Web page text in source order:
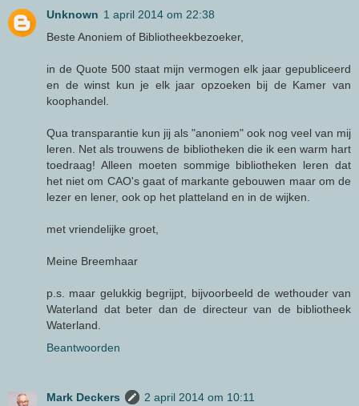
Unknown 1 april 2014 om 22:38
Beste Anoniem of Bibliotheekbezoeker,
in de Quote 500 staat mijn vermogen elk jaar gepubliceerd
en de winst kun je elk jaar opzoeken bij de Kamer van
koophandel.
Qua transparantie kun jij als "anoniem" ook nog veel van mij
leren. Net als trouwens de bibliotheken die ik een warm hart
toedraag! Alleen moeten sommige bibliotheken leren dat
het niet om CAO's gaat of markante gebouwen maar om de
lezer en lener, ook op het platteland en in de wijken.
met vriendelijke groet,
Meine Breemhaar
p.s. maar gelukkig begrijpt, bijvoorbeeld de wethouder van
Waterland dat beter dan de directeur van de bibliotheek
Waterland.
Beantwoorden
Mark Deckers
2 april 2014 om 10:11